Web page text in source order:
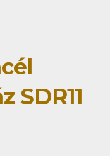
SDR11